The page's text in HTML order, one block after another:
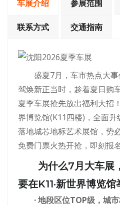
车展介绍 参展范围
联系方式 交通指南
盛夏7月，车市热点大
驾焕新正当时，趁着夏日购
夏季车展抢先放出福利大招
界博览馆(K11四楼)，全面升
落地城芯地标艺术展馆，势
免费门票火热开抢，即刻报
为什么7月大车展，
要在K11·新世界博览馆
· 地段区位TOP级，城